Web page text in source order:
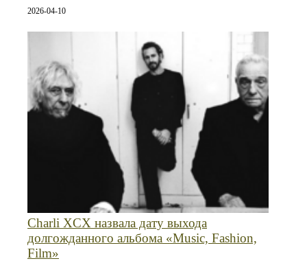
2026-04-10
Charli XCX назвала дату выхода
долгожданного альбома «Music, Fashion,
Film»